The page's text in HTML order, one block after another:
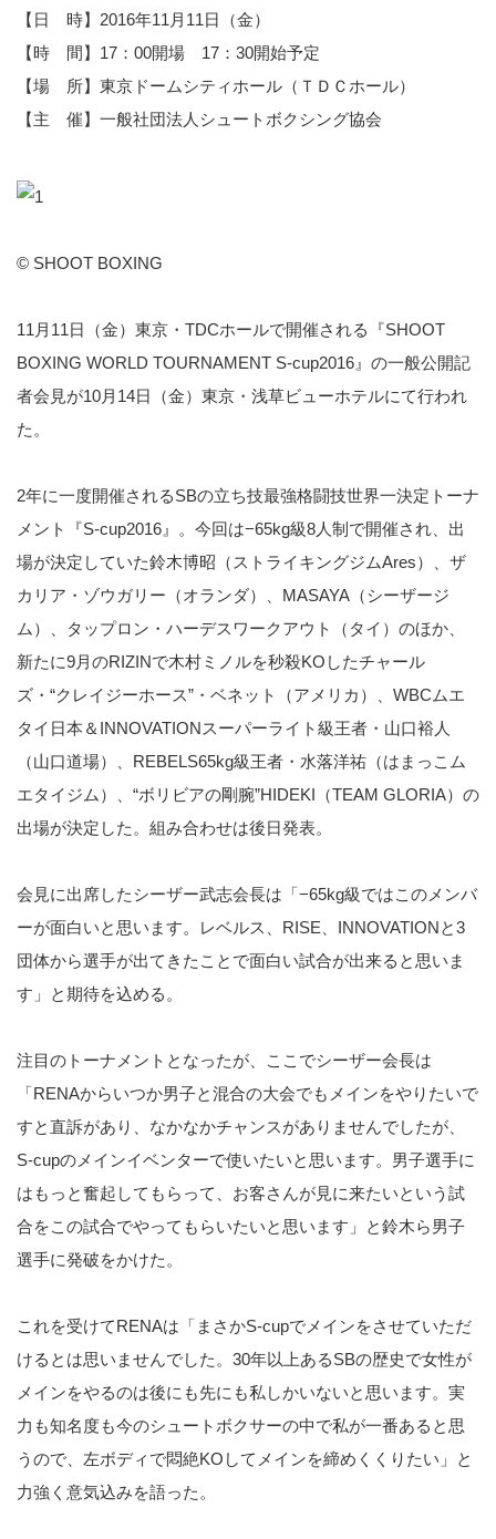
【日 時】2016年11月11日（金）
【時 間】17：00開場 17：30開始予定
【場 所】東京ドームシティホール（ＴＤＣホール）
【主 催】一般社団法人シュートボクシング協会
© SHOOT BOXING
11月11日（金）東京・TDCホールで開催される『SHOOT
BOXING WORLD TOURNAMENT S-cup2016』の一般公開記
者会見が10月14日（金）東京・浅草ビューホテルにて行われ
た。
2年に一度開催されるSBの立ち技最強格闘技世界一決定トーナ
メント『S-cup2016』。今回は−65kg級8人制で開催され、出
場が決定していた鈴木博昭（ストライキングジムAres）、ザ
カリア・ゾウガリー（オランダ）、MASAYA（シーザージ
ム）、タップロン・ハーデスワークアウト（タイ）のほか、
新たに9月のRIZINで木村ミノルを秒殺KOしたチャール
ズ・“クレイジーホース”・ベネット（アメリカ）、WBCムエ
タイ日本＆INNOVATIONスーパーライト級王者・山口裕人
（山口道場）、REBELS65kg級王者・水落洋祐（はまっこム
エタイジム）、“ボリビアの剛腕”HIDEKI（TEAM GLORIA）の
出場が決定した。組み合わせは後日発表。
会見に出席したシーザー武志会長は「−65kg級ではこのメンバ
ーが面白いと思います。レベルス、RISE、INNOVATIONと3
団体から選手が出てきたことで面白い試合が出来ると思いま
す」と期待を込める。
注目のトーナメントとなったが、ここでシーザー会長は
「RENAからいつか男子と混合の大会でもメインをやりたいで
すと直訴があり、なかなかチャンスがありませんでしたが、
S-cupのメインイベンターで使いたいと思います。男子選手に
はもっと奮起してもらって、お客さんが見に来たいという試
合をこの試合でやってもらいたいと思います」と鈴木ら男子
選手に発破をかけた。
これを受けてRENAは「まさかS-cupでメインをさせていただ
けるとは思いませんでした。30年以上あるSBの歴史で女性が
メインをやるのは後にも先にも私しかいないと思います。実
力も知名度も今のシュートボクサーの中で私が一番あると思
うので、左ボディで悶絶KOしてメインを締めくくりたい」と
力強く意気込みを語った。